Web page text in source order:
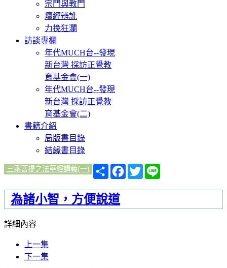
宗門與教門
壇經辨訛
力挽狂瀾
訪談專欄
年代MUCH台--發現
新台灣 採訪正覺教
育基金會(一)
年代MUCH台--發現
新台灣 採訪正覺教
育基金會(二)
書籍介紹
局版書目錄
結緣書目錄
三乘菩提之法華經講義(一)
分
享
Facebook
Twitter
為諸小智，方便說道
詳細內容
上一集
下一集